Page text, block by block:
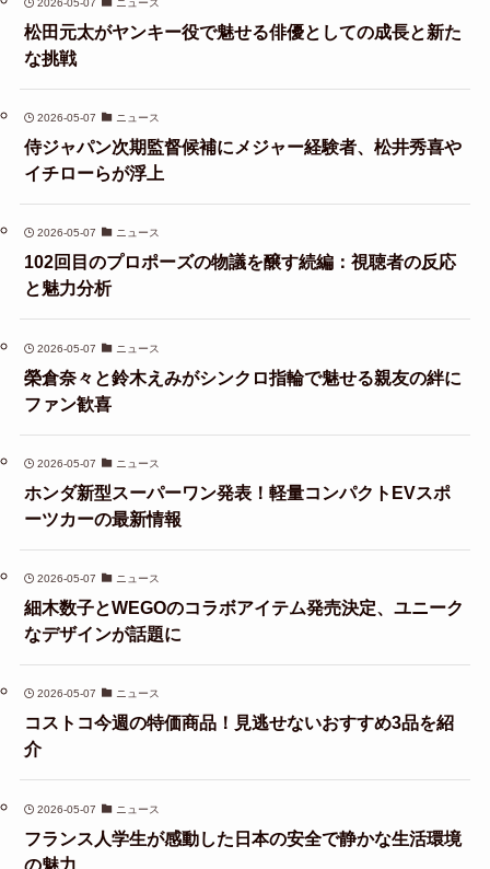
2026-05-07 ニュース
松田元太がヤンキー役で魅せる俳優としての成長と新た
な挑戦
2026-05-07 ニュース
侍ジャパン次期監督候補にメジャー経験者、松井秀喜や
イチローらが浮上
2026-05-07 ニュース
102回目のプロポーズの物議を醸す続編：視聴者の反応
と魅力分析
2026-05-07 ニュース
榮倉奈々と鈴木えみがシンクロ指輪で魅せる親友の絆に
ファン歓喜
2026-05-07 ニュース
ホンダ新型スーパーワン発表！軽量コンパクトEVスポ
ーツカーの最新情報
2026-05-07 ニュース
細木数子とWEGOのコラボアイテム発売決定、ユニーク
なデザインが話題に
2026-05-07 ニュース
コストコ今週の特価商品！見逃せないおすすめ3品を紹
介
2026-05-07 ニュース
フランス人学生が感動した日本の安全で静かな生活環境
の魅力